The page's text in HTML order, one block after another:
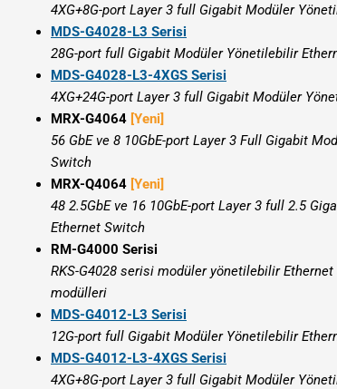
4XG+8G-port Layer 3 full Gigabit Modüler
MDS-G4028-L3 Serisi
28G-port full Gigabit Modüler Yönetilebilir
MDS-G4028-L3-4XGS Serisi
4XG+24G-port Layer 3 full Gigabit Modüler
MRX-G4064 [Yeni]
56 GbE ve 8 10GbE-port Layer 3 Full Gigabit
Switch
MRX-Q4064 [Yeni]
48 2.5GbE ve 16 10GbE-port Layer 3 full 2.5
Ethernet Switch
RM-G4000 Serisi
RKS-G4028 serisi modüler yönetilebilir
modülleri
MDS-G4012-L3 Serisi
12G-port full Gigabit Modüler Yönetilebilir
MDS-G4012-L3-4XGS Serisi
4XG+8G-port Layer 3 full Gigabit Modüler